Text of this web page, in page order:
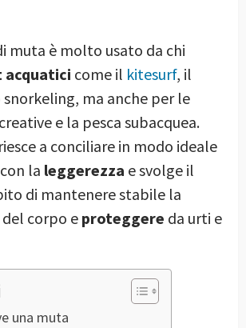
muta è molto usato da chi
acquatici come il kitesurf, il
ma anche per le
e la pesca subacquea.
a conciliare in modo ideale
con la leggerezza e svolge il
di mantenere stabile la
corpo e proteggere da urti e
una muta